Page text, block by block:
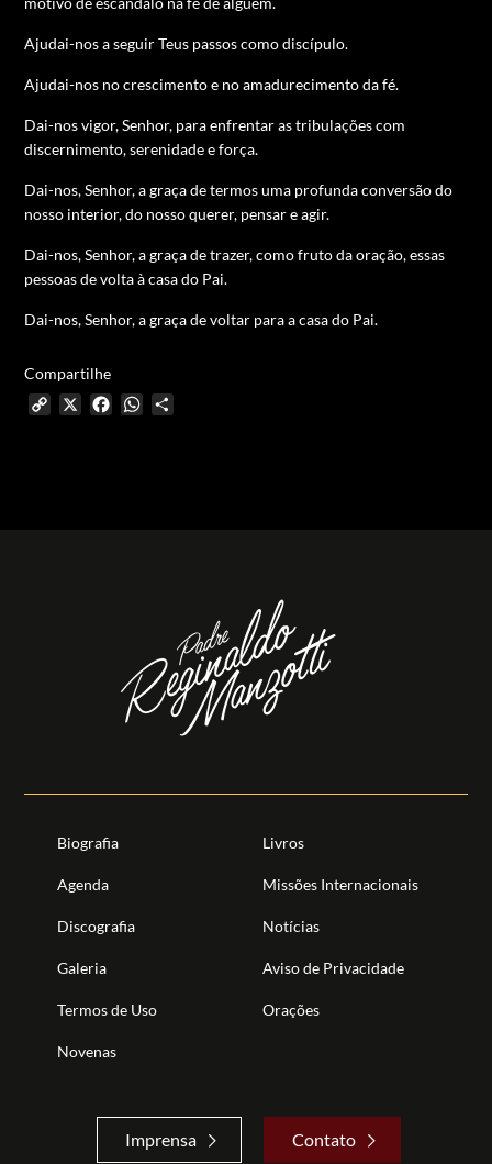
Ajudai-nos a seguir Teus passos como discípulo.
Ajudai-nos no crescimento e no amadurecimento da fé.
Dai-nos vigor, Senhor, para enfrentar as tribulações com
discernimento, serenidade e força.
Dai-nos, Senhor, a graça de termos uma profunda conversão do
nosso interior, do nosso querer, pensar e agir.
Dai-nos, Senhor, a graça de trazer, como fruto da oração, essas
pessoas de volta à casa do Pai.
Dai-nos, Senhor, a graça de voltar para a casa do Pai.
Compartilhe
Copy X FacebookWhatsApp
Biografia Livros
Agenda Missões Internacionais
Discografia Notícias
Galeria Aviso de Privacidade
Termos de Uso Orações
Novenas
Imprensa Contato